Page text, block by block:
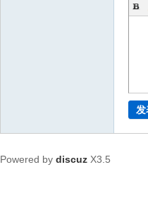
发
Powered by discuz X3.5